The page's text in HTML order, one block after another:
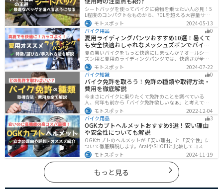
に乗る場合、どんな手続きが必要か知りたいライダー引
っ越したけど忙しくて住所変更もナンバー変更もしてい
ない・・・今回はこのような疑問・お悩みにお
シートバッグを使ってバイクに荷物を乗せたい人必見！5
L程度のコンパクトなものから、70Lを超える大容量サイ
ズまでシートバッグは種類が豊富です。用途に合わせて
選べば今よりもっと快適に荷物を運ぶことができます。
この記事でバッグの種類や選び方、オススメ商品を紹介
します。
モトスポット
2024-05-13
バイク用品
0
夏用ライディングパンツおすすめ10選！暑くて
も安全快適おしゃれなメッシュズボンでバイク
に乗ろう
夏の暑いバイクをもっと快適にしませんか？オールシー
ズン用と夏用のライディングパンツでは、快適さが全然
違います。生地の大半がメッシュ素材で作られた夏用で
は通気性・透湿性に優れており、熱気を逃しつつ汗をし
っかりと乾かしてくれます。そんな夏用ライディングパ
ンツの選び方や特徴オススメ商品をまとめました。
モトスポット
2024-07-22
バイク知識
0
バイク免許を取ろう！免許の種類や取得方法・
費用を徹底解説
今まさにバイクに乗りたくて免許のことを調べている
人、何年も前から「バイク免許欲しいなぁ」と考えてい
るうちに時間ばかりが経っている人。そんな人々に役立
つ情報を分かりやすくまとめました。バイク免許の種類
や、免許を取るための方法や必要な費用・日数などにつ
いて解説します。
モトスポット
2022-12-04
バイク用品
3
OGKカブトヘルメットおすすめ9選！安い理由
や安全性についても解説
OGKカブトのヘルメットが「安い理由」と「安全性」に
ついて徹底解説します。AraiやSHOEIと比較してコスパが
高く、信頼性も兼ね備えたOGKカブトのヘルメット。初
心者ライダーからベテランまでおすすめのモデル9選と、
実際の口コミや評判、選び方も詳しく紹介します。
モトスポット 2024-11-19
もっと見る